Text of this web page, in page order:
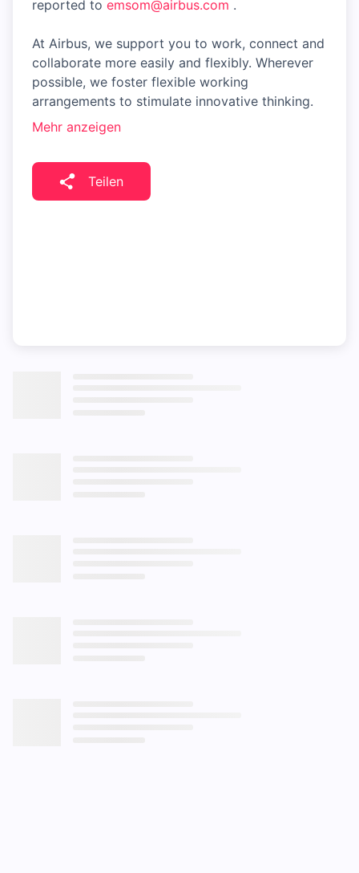
reported to emsom@airbus.com .
At Airbus, we support you to work, connect and
collaborate more easily and flexibly. Wherever
possible, we foster flexible working
arrangements to stimulate innovative thinking.
Mehr anzeigen
Teilen